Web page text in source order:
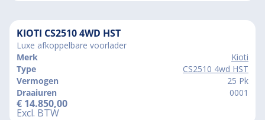
KIOTI CS2510 4WD HST
Luxe afkoppelbare voorlader
Merk
Kioti
Type
CS2510 4wd HST
Vermogen
25 Pk
Draaiuren
0001
€ 14.850,00
Excl. BTW